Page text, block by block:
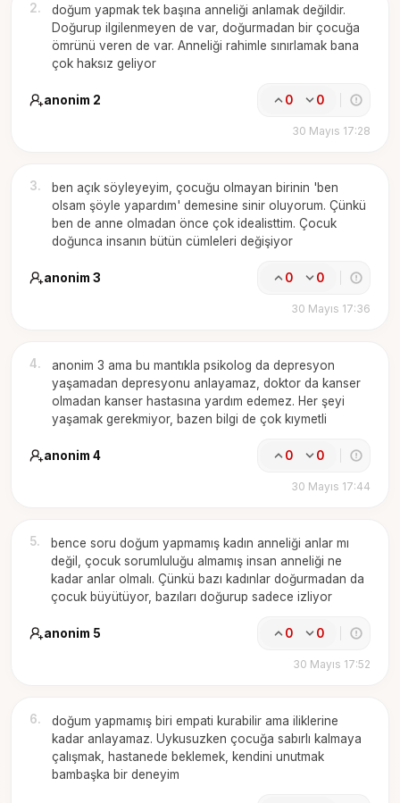
2.
doğum yapmak tek başına anneliği anlamak değildir.
Doğurup ilgilenmeyen de var, doğurmadan bir çocuğa
ömrünü veren de var. Anneliği rahimle sınırlamak bana
çok haksız geliyor
anonim 2 0 0
30 Mayıs 17:28
3.
ben açık söyleyeyim, çocuğu olmayan birinin 'ben
olsam şöyle yapardım' demesine sinir oluyorum. Çünkü
ben de anne olmadan önce çok idealisttim. Çocuk
doğunca insanın bütün cümleleri değişiyor
anonim 3 0 0
30 Mayıs 17:36
4.
anonim 3 ama bu mantıkla psikolog da depresyon
yaşamadan depresyonu anlayamaz, doktor da kanser
olmadan kanser hastasına yardım edemez. Her şeyi
yaşamak gerekmiyor, bazen bilgi de çok kıymetli
anonim 4 0 0
30 Mayıs 17:44
5.
bence soru doğum yapmamış kadın anneliği anlar mı
değil, çocuk sorumluluğu almamış insan anneliği ne
kadar anlar olmalı. Çünkü bazı kadınlar doğurmadan da
çocuk büyütüyor, bazıları doğurup sadece izliyor
anonim 5 0 0
30 Mayıs 17:52
6.
doğum yapmamış biri empati kurabilir ama iliklerine
kadar anlayamaz. Uykusuzken çocuğa sabırlı kalmaya
çalışmak, hastanede beklemek, kendini unutmak
bambaşka bir deneyim